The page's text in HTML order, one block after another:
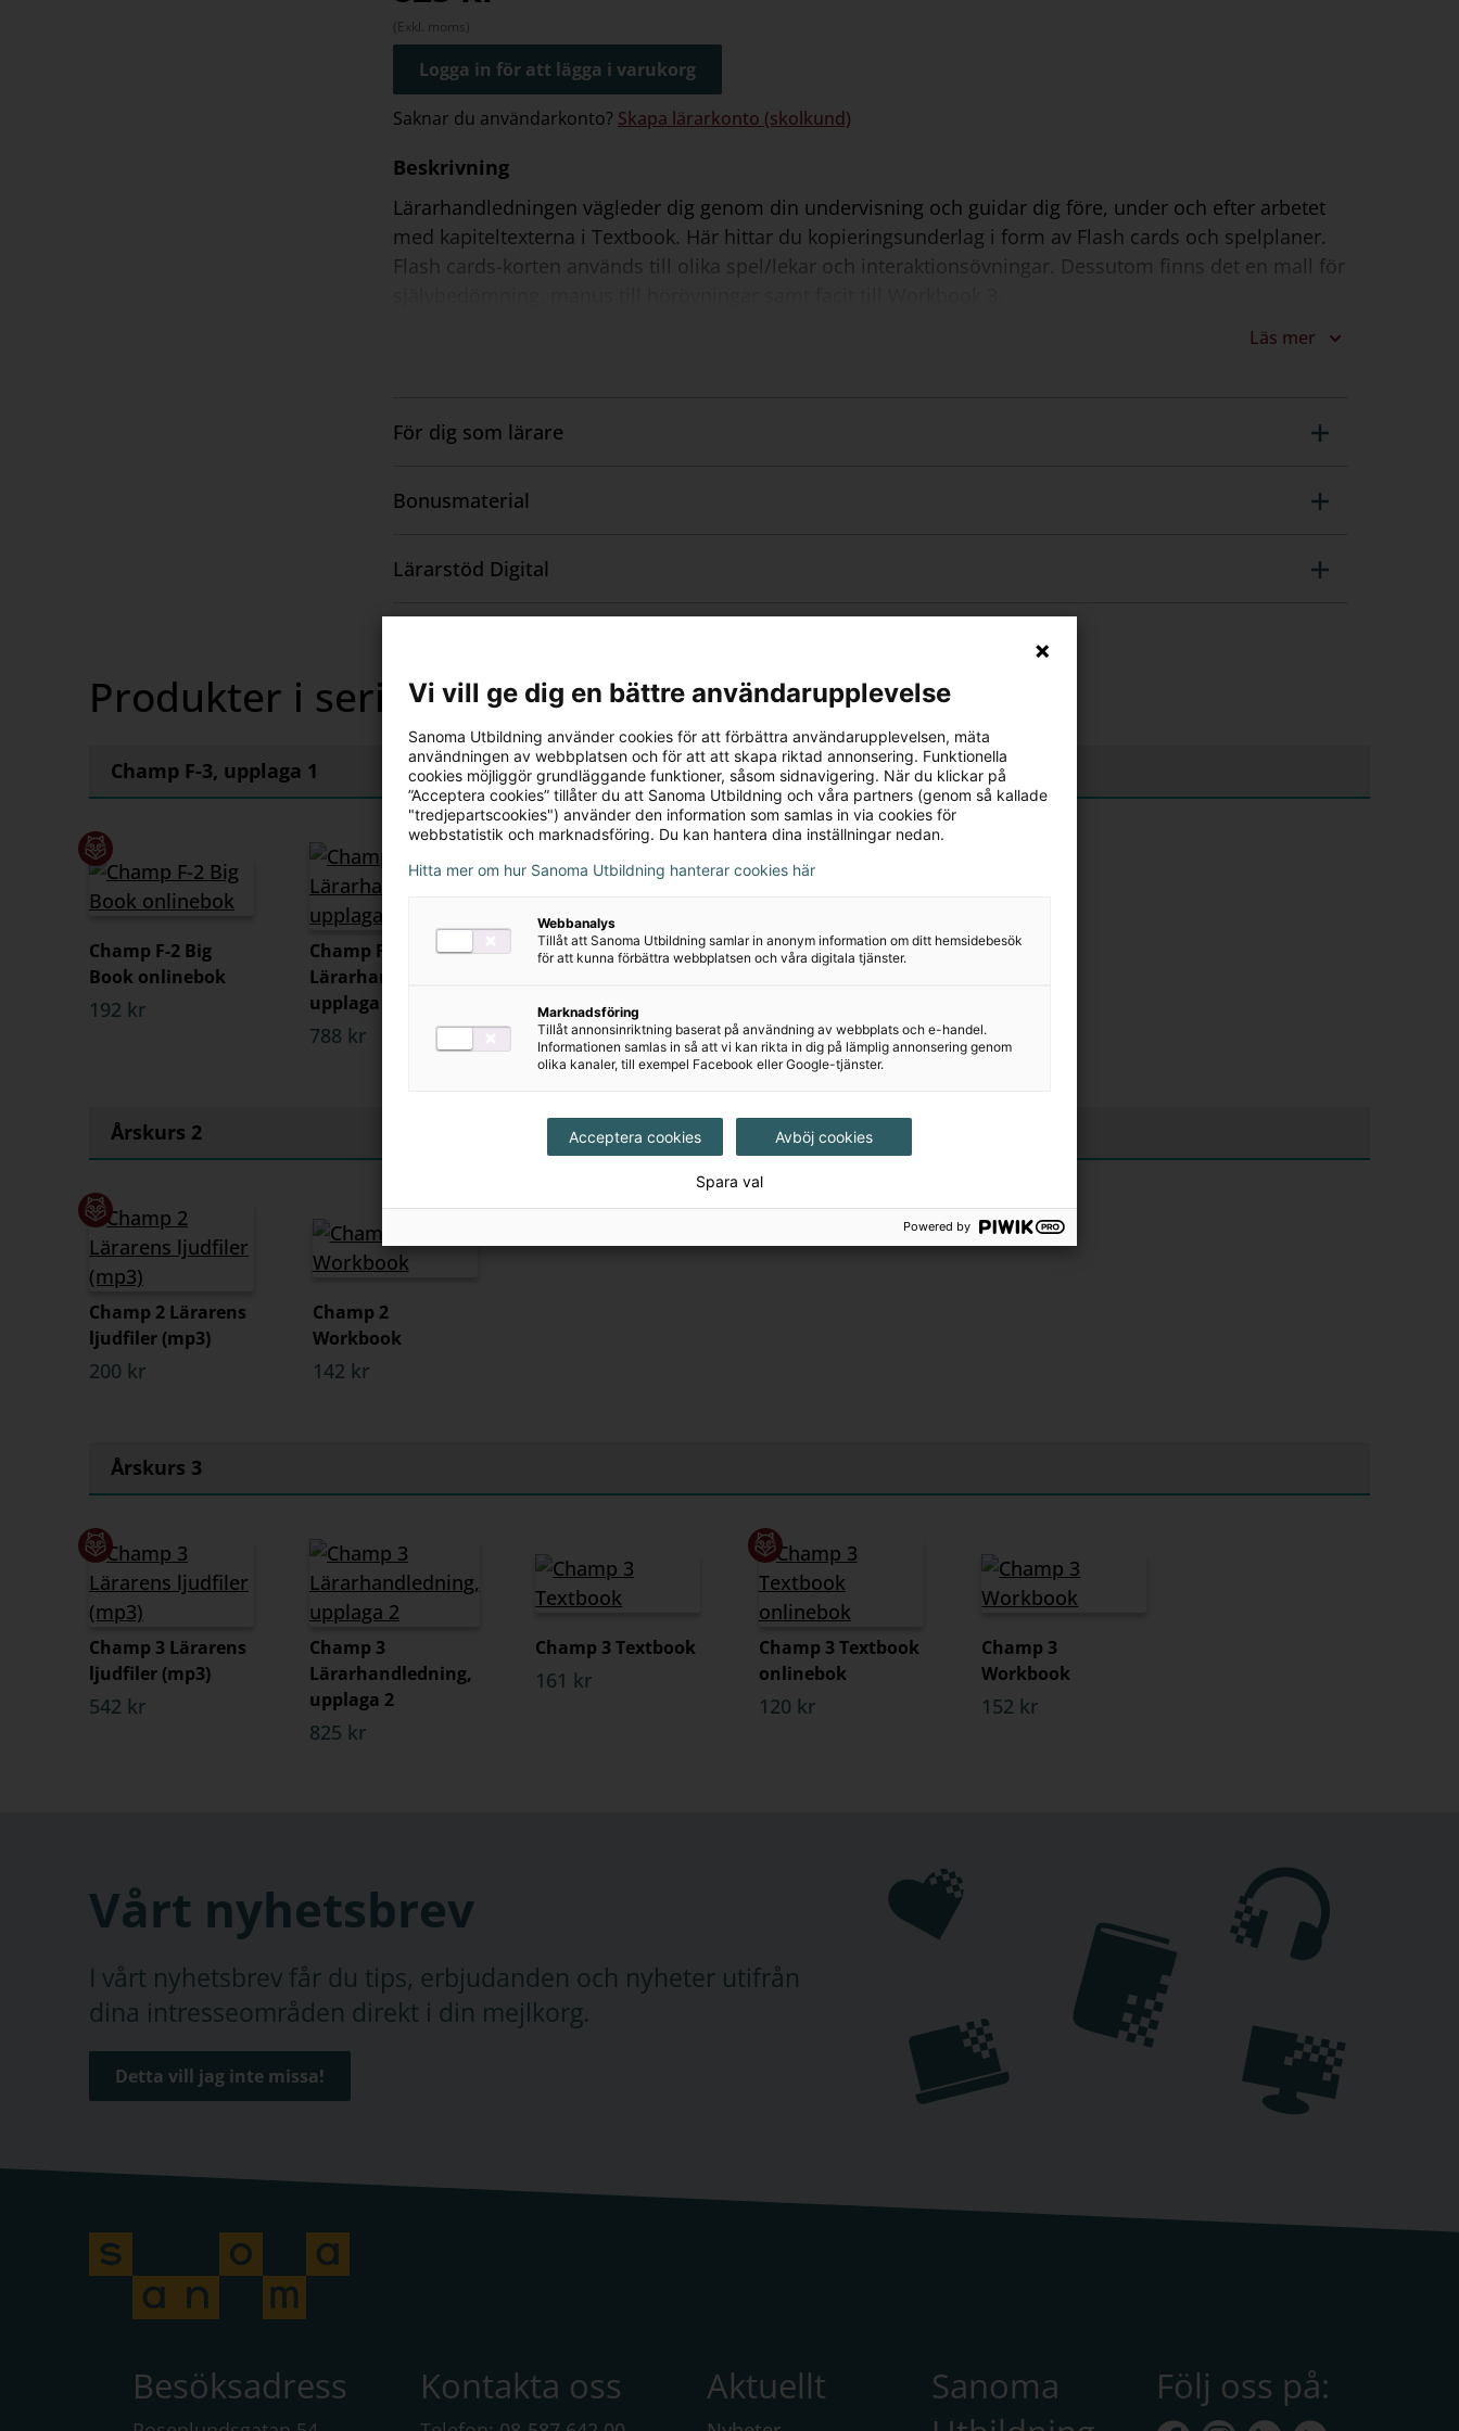
(Exkl. moms)
Logga in för att lägga i varukorg
Saknar du användarkonto? Skapa lärarkonto (skolkund)
Beskrivning
Lärarhandledningen vägleder dig genom din undervisning och guidar dig före, under och efter arbetet
med kapiteltexterna i Textbook. Här hittar du kopieringsunderlag i form av Flash cards och spelplaner.
Flash cards-korten används till olika spel/lekar och interaktionsövningar. Dessutom finns det en mall för
Läs mer
För dig som lärare
Visa
Bonusmaterial
Visa
Lärarstöd Digital
Visa
innehåll
Produkter i serien
Champ F-3, upplaga 1
Champ F-2 Big
Book onlinebok
192 kr
Champ F-2
Lärarhandledning,
upplaga 2
788 kr
Champ F-3
(Skollicens)
682 kr
Årskurs 2
Champ 2 Lärarens
ljudfiler (mp3)
200 kr
Champ 2
Workbook
142 kr
Årskurs 3
Champ 3 Lärarens
ljudfiler (mp3)
542 kr
Champ 3
Lärarhandledning,
upplaga 2
825 kr
Champ 3 Textbook
161 kr
Champ 3 Textbook
onlinebok
120 kr
Champ 3
Workbook
152 kr
Vårt nyhetsbrev
I vårt nyhetsbrev får du tips, erbjudanden och nyheter utifrån
dina intresseområden direkt i din mejlkorg.
Detta vill jag inte missa!
Besöksadress Kontakta oss Aktuellt
Sanoma
Följ oss på:
Vi vill ge dig en bättre användarupplevelse
Sanoma Utbildning använder cookies för att förbättra användarupplevelsen, mäta
användningen av webbplatsen och för att att skapa riktad annonsering. Funktionella
cookies möjliggör grundläggande funktioner, såsom sidnavigering. När du klickar på
”Acceptera cookies” tillåter du att Sanoma Utbildning och våra partners (genom så kallade
"tredjepartscookies") använder den information som samlas in via cookies för
webbstatistik och marknadsföring. Du kan hantera dina inställningar nedan.
Hitta mer om hur Sanoma Utbildning hanterar cookies här
Webbanalys
Tillåt att Sanoma Utbildning samlar in anonym information om ditt hemsidebesök
för att kunna förbättra webbplatsen och våra digitala tjänster.
Marknadsföring
Tillåt annonsinriktning baserat på användning av webbplats och e-handel.
Informationen samlas in så att vi kan rikta in dig på lämplig annonsering genom
olika kanaler, till exempel Facebook eller Google-tjänster.
Acceptera cookies Avböj cookies
Spara val
Powered by